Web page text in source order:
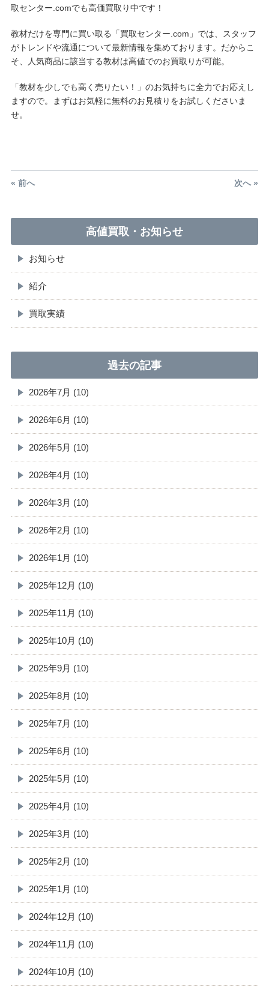
取センター.comでも高価買取り中です！
教材だけを専門に買い取る「買取センター.com」では、スタッフ
がトレンドや流通について最新情報を集めております。だからこ
そ、人気商品に該当する教材は高値でのお買取りが可能。
「教材を少しでも高く売りたい！」のお気持ちに全力でお応えし
ますので。まずはお気軽に無料のお見積りをお試しくださいま
せ。
« 前へ 次へ »
高値買取・お知らせ
お知らせ
紹介
買取実績
過去の記事
2026年7月 (10)
2026年6月 (10)
2026年5月 (10)
2026年4月 (10)
2026年3月 (10)
2026年2月 (10)
2026年1月 (10)
2025年12月 (10)
2025年11月 (10)
2025年10月 (10)
2025年9月 (10)
2025年8月 (10)
2025年7月 (10)
2025年6月 (10)
2025年5月 (10)
2025年4月 (10)
2025年3月 (10)
2025年2月 (10)
2025年1月 (10)
2024年12月 (10)
2024年11月 (10)
2024年10月 (10)